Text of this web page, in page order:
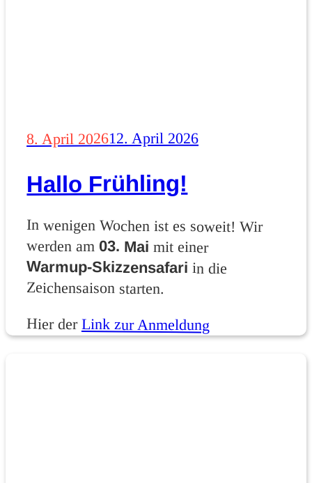
Veröffentlicht
8. April 202612. April 2026
Hallo Frühling!
In wenigen Wochen ist es soweit! Wir
werden am 03. Mai mit einer
Warmup‑Skizzensafari in die
Zeichensaison starten.
Hier derLink zur Anmeldung